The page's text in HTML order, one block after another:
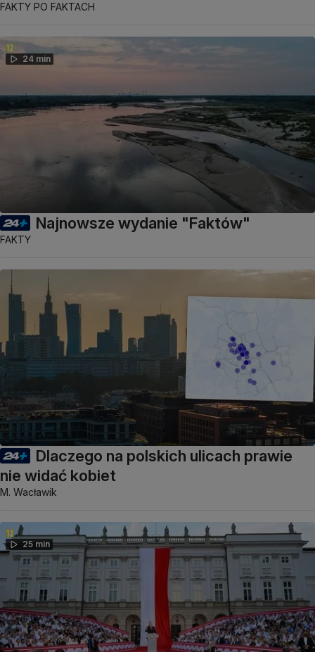
FAKTY PO FAKTACH
24 min
Najnowsze wydanie "Faktów"
FAKTY
Dlaczego na polskich ulicach prawie
nie widać kobiet
M. Wacławik
25 min